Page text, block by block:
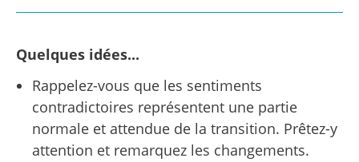
Quelques idées...
Rappelez-vous que les sentiments
contradictoires représentent une partie
normale et attendue de la transition. Prêtez-y
attention et remarquez les changements.